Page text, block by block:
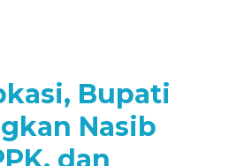
Bupati
Nasib
dan